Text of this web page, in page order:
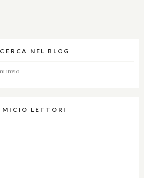
CERCA NEL BLOG
MICIO LETTORI